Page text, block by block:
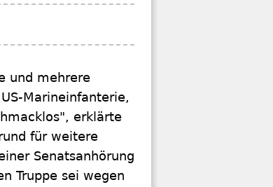
und mehrere
Marineinfanterie,
erklärte
für weitere
Senatsanhörung
Truppe sei wegen